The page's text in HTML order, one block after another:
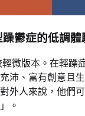
鬱症的低調體
輕微版本。在輕躁
沛、富有創意且
外人來說，他們
。